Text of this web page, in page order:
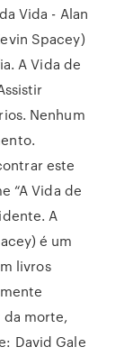
Vida - Alan
Spacey)
A Vida de
Nenhum
este
“A Vida de
A
é um
livros
morte,
David Gale